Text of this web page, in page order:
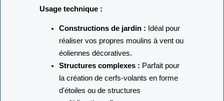
grande durabilité face aux éléments.
Usage technique :
Constructions de jardin :Idéal pour
réaliser vos propres moulins à vent ou
éoliennes décoratives.
Structures complexes :Parfait pour
la création de cerfs-volants en forme